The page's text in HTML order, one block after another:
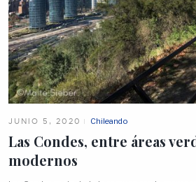
JUNIO 5, 2020 Chileando
Las Condes, entre áreas
modernos